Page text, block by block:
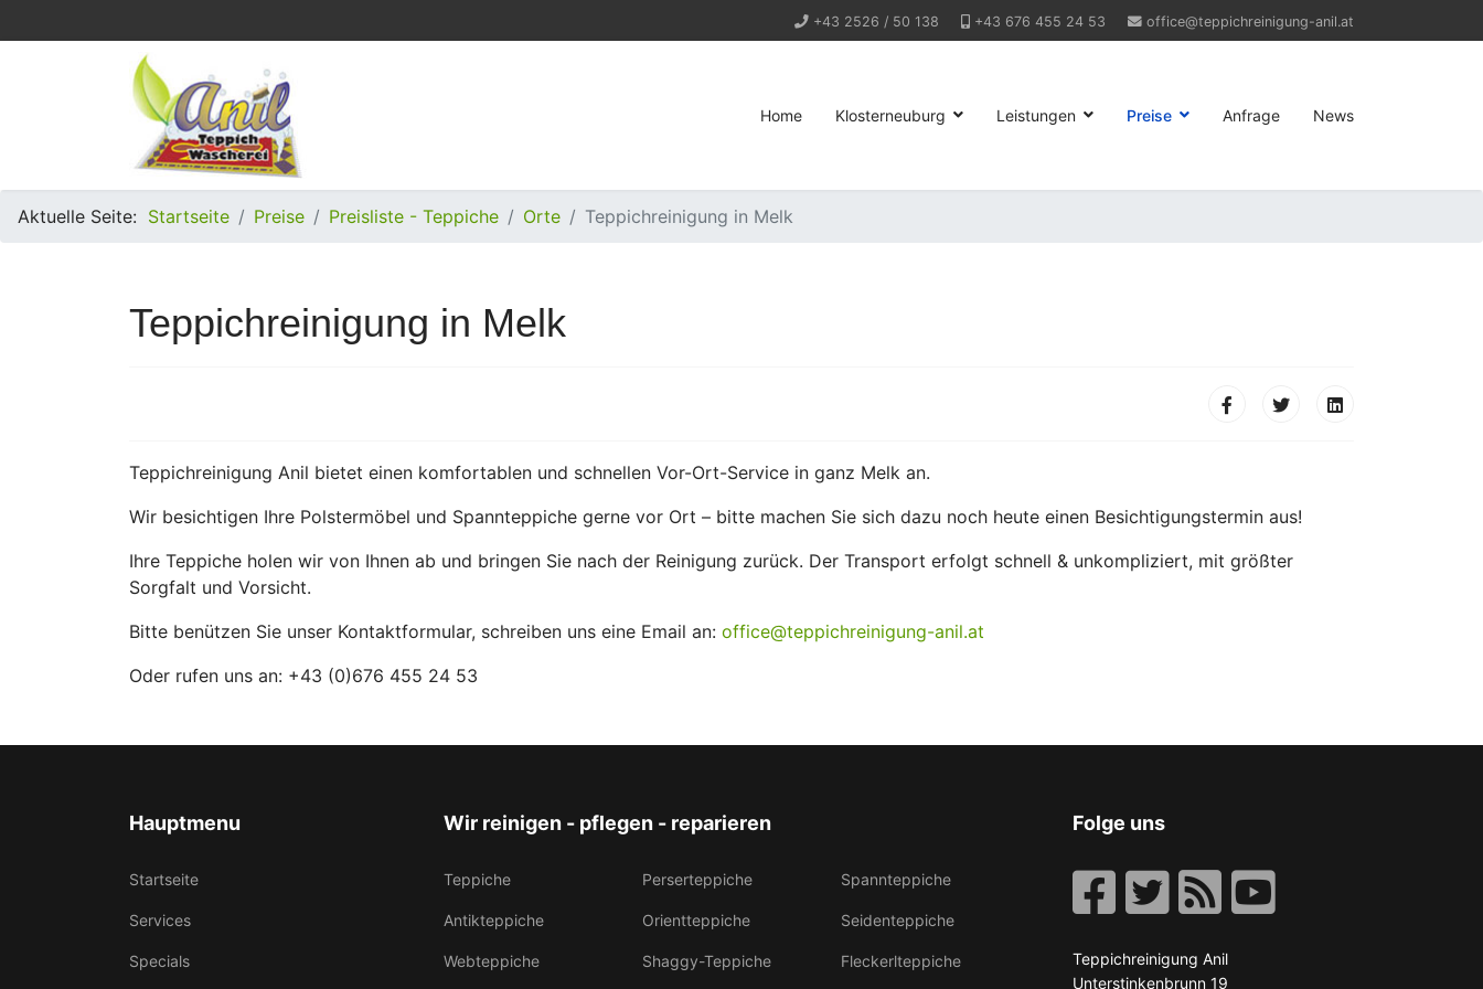
+43 2526 / 50 138 +43 676 455 24 53 office@teppichreinigung-anil.at
Home Klosterneuburg Leistungen Preise Anfrage News
Aktuelle Seite: Startseite Preise Preisliste - Teppiche Orte Teppichreinigung in Melk
Teppichreinigung in Melk
Teppichreinigung Anil bietet einen komfortablen und schnellen Vor-Ort-Service in ganz Melk an.
Wir besichtigen Ihre Polstermöbel und Spannteppiche gerne vor Ort – bitte machen Sie sich dazu noch heute einen Besichtigungstermin aus!
Ihre Teppiche holen wir von Ihnen ab und bringen Sie nach der Reinigung zurück. Der Transport erfolgt schnell & unkompliziert, mit größter
Sorgfalt und Vorsicht.
Bitte benützen Sie unser Kontaktformular, schreiben uns eine Email an: office@teppichreinigung-anil.at
Oder rufen uns an: +43 (0)676 455 24 53
Hauptmenu
Startseite
Services
Specials
Wir reinigen - pflegen - reparieren
Teppiche Perserteppiche Spannteppiche
Antikteppiche Orientteppiche Seidenteppiche
Webteppiche Shaggy-Teppiche Fleckerlteppiche
Folge uns
Teppichreinigung Anil
Unterstinkenbrunn 19